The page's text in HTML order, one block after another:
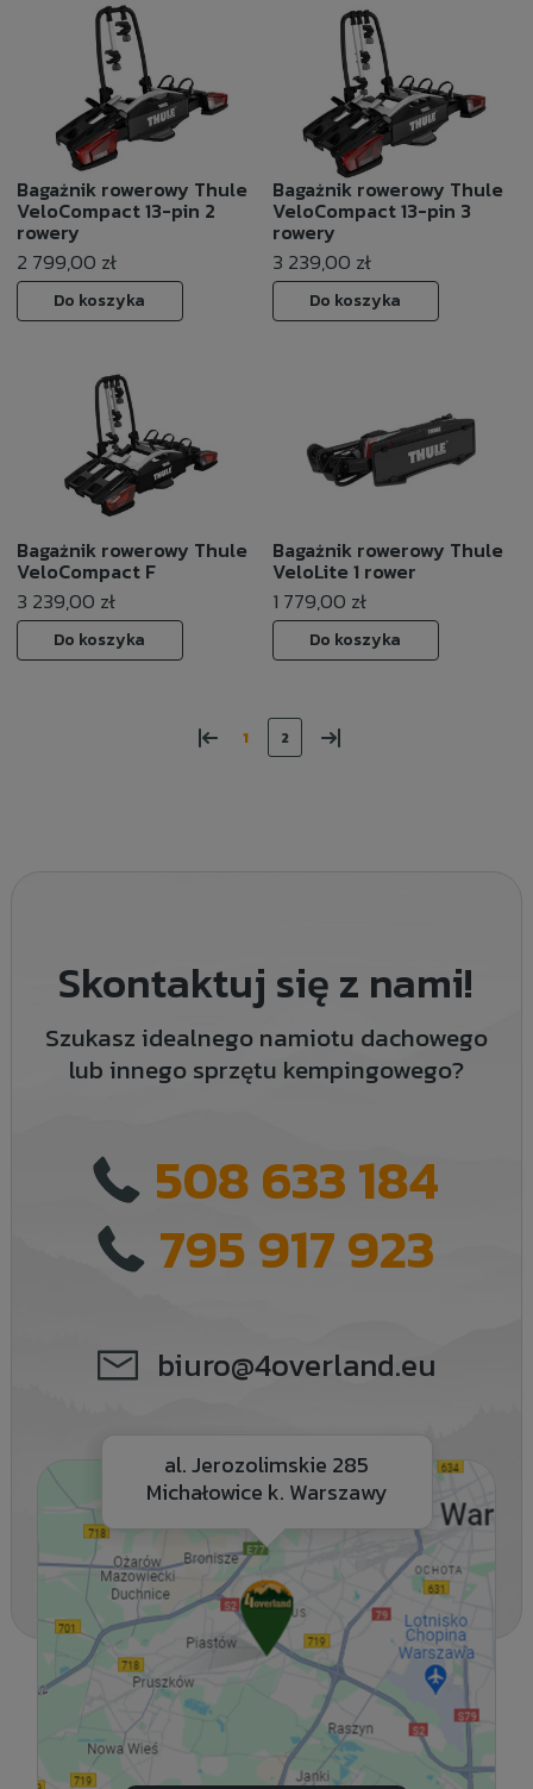
Bagażnik rowerowy Thule
VeloCompact 13-pin 2
rowery
2 799,00 zł
Do koszyka
Bagażnik rowerowy Thule
VeloCompact 13-pin 3
rowery
3 239,00 zł
Do koszyka
Bagażnik rowerowy Thule
VeloCompact F
3 239,00 zł
Do koszyka
Bagażnik rowerowy Thule
VeloLite 1 rower
1 779,00 zł
Do koszyka
« 1 2 »
Skontaktuj się z nami!
Szukasz idealnego namiotu dachowego
lub innego sprzętu kempingowego?
508 633 184
795 917 923
biuro@4overland.eu
al. Jerozolimskie 285
Michałowice k. Warszawy